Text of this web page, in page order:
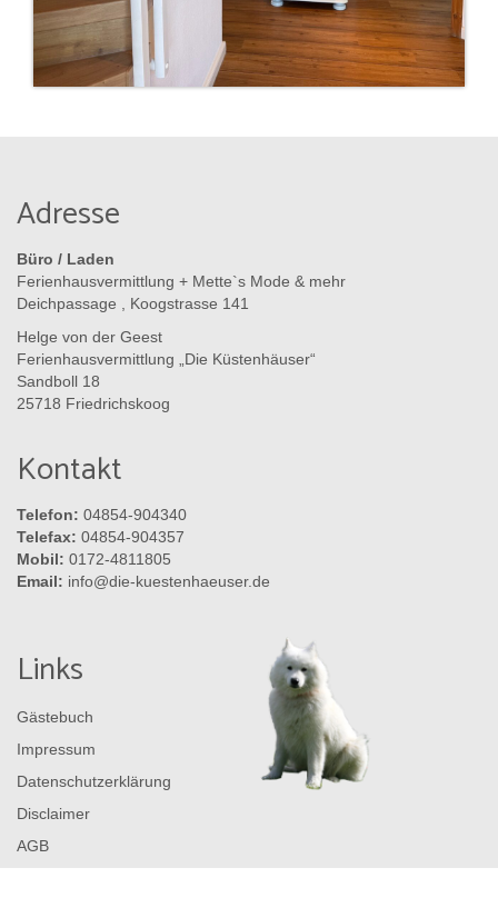
Adresse
Büro / Laden
Ferienhausvermittlung + Mette`s Mode & mehr
Deichpassage , Koogstrasse 141
Helge von der Geest
Ferienhausvermittlung „Die Küstenhäuser“
Sandboll 18
25718 Friedrichskoog
Kontakt
Telefon: 04854-904340
Telefax: 04854-904357
Mobil: 0172-4811805
Email: info@die-kuestenhaeuser.de
Links
Gästebuch
Impressum
Datenschutzerklärung
Disclaimer
AGB